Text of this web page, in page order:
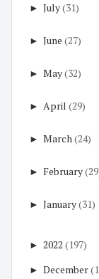
► July(31)
► June (27)
► May(32)
► April (29)
► March(24)
► February
► January(31)
► 2022 (197)
► December